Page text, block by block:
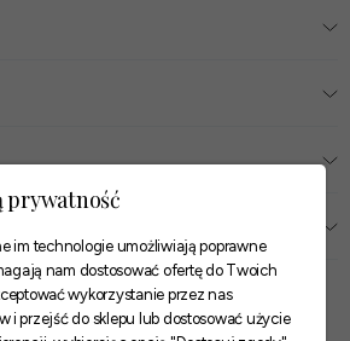
Zaufane płatności
prywatność
im technologie umożliwiają poprawne
nam dostosować ofertę do Twoich
wykorzystanie przez nas
i przejść do sklepu lub dostosować użycie